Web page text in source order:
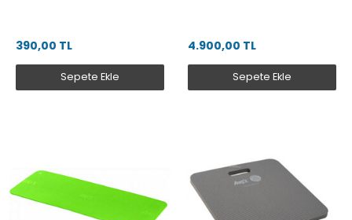
390,00 TL
Sepete Ekle
4.900,00 TL
Sepete Ekle